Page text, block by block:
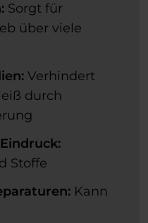
Sorgt für
über viele
Verhindert
durch
Stoffe
Kann